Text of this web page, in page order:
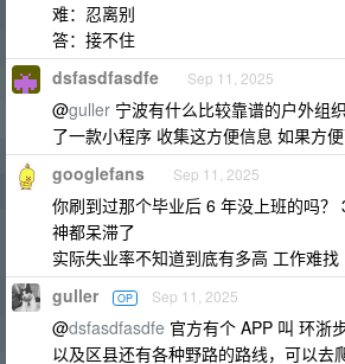
难：忍离别
答：接不住
dsfasdfasdfe Sep 11, 2025
@guller 宁波有什么比较靠谱的户外组
了一款小程序 收集这方便信息 如果方
googlefans Sep 11, 2025
你刷到过那个毕业后 6 年没上班的吗？
神都呆滞了
实际失业率不知道到底有多高 工作难找
guller OP Sep 11, 2025
@dsfasdfasdfe 官方有个 APP 叫 环浙
以及区县还有各种野路的路线，可以去